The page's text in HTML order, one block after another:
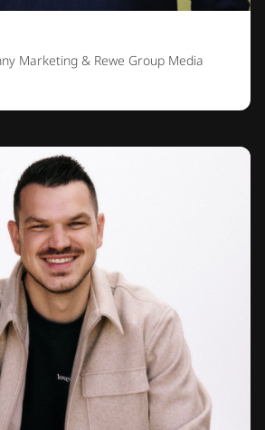
Marketing & Rewe Group Media